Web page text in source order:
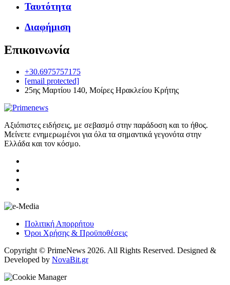
Ταυτότητα
Διαφήμιση
Επικοινωνία
+30.6975757175
[email protected]
25ης Μαρτίου 140, Μοίρες Ηρακλείου Κρήτης
Αξιόπιστες ειδήσεις, με σεβασμό στην παράδοση και το ήθος.
Μείνετε ενημερωμένοι για όλα τα σημαντικά γεγονότα στην
Ελλάδα και τον κόσμο.
Πολιτική Απορρήτου
Όροι Χρήσης & Προϋποθέσεις
Copyright © PrimeNews 2026. All Rights Reserved. Designed &
Developed by NovaBit.gr